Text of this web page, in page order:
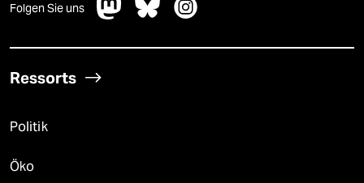
Folgen Sie uns
Ressorts
Politik
Öko